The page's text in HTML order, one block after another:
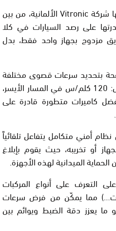
وتعد هذه الأجهزة، التي طورتها شركة Vitronic الألمانية، من بين
على رصد السيارات في كلا
مزدوج بجهاز واحد فقط، بدل
بتحديد سرعات قصوى مختلفة
حسب المسار، على سبيل المثال: 120 كلم/س في المسار الأيسر،
كاميرات متطورة قادرة على
أمني متكامل يتفاعل تلقائياً
أو تخريبه، حيث يقوم بإبلاغ
الميدانية لهذه الأجهزة.
التعرف على أنواع المركبات
مما يمكّن من فرض سرعات
ما يعزز دقة الضبط ويوائم بين